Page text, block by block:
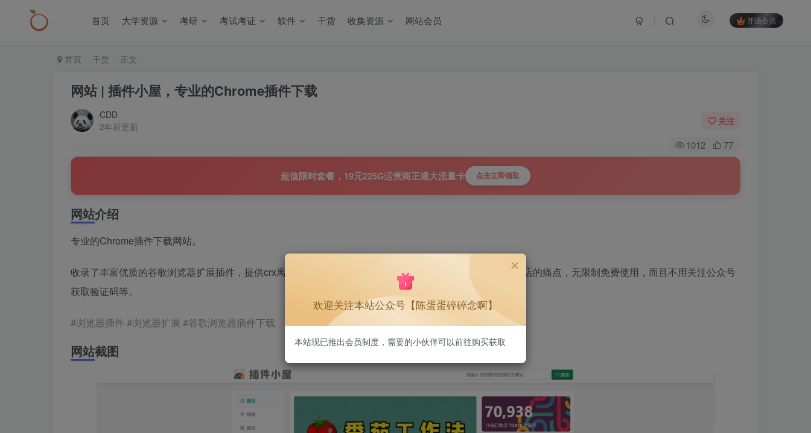
首页 大学资源 考研 考试考证 软件 干货 收集资源 网站会员 开通会员
首页 干货 正文
网站 | 插件小屋，专业的Chrome插件下载
CDD
2年前更新
关注
1012 77
超值限时套餐，19元225G运营商正规大流量卡 点击立即领取
网站介绍
专业的Chrome插件下载网站。
收录了丰富优质的谷歌浏览器扩展插件，提供crx离线安装包下载与安装，解决无法访问官方Chrome应用商店的痛点，无限制免费使用，而且不用关注公众号
获取验证码等。
#浏览器插件 #浏览器扩展 #谷歌浏览器插件下载
网站截图
欢迎关注本站公众号【陈蛋蛋碎碎念啊】
本站现已推出会员制度，需要的小伙伴可以前往购买获取